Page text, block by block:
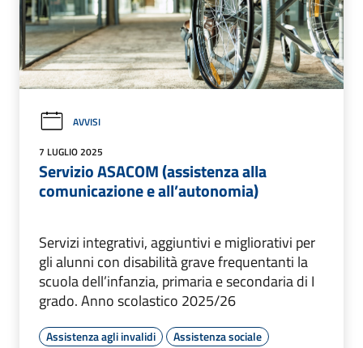
AVVISI
7 LUGLIO 2025
Servizio ASACOM (assistenza alla
comunicazione e all’autonomia)
Servizi integrativi, aggiuntivi e migliorativi per
gli alunni con disabilità grave frequentanti la
scuola dell’infanzia, primaria e secondaria di I
grado. Anno scolastico 2025/26
Assistenza agli invalidi Assistenza sociale